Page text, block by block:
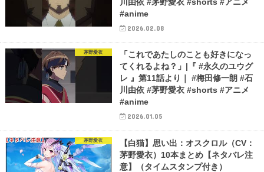
#anime
2026.02.08
茅野愛衣
「これであたしのことも好きになっ
てくれるよね？」|『 #永久のユウグ
レ 』第11話より｜ #梅田修一朗 #石
川由依 #茅野愛衣 #shorts #アニメ
#anime
2026.01.05
茅野愛衣
【白猫】思い出：オスクロル（CV：
茅野愛衣）10本まとめ【ネタバレ注
意】（タイムスタンプ付き）